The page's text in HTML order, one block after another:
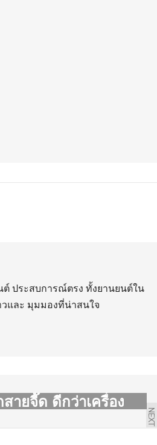
ประสบการณ์ตรง ทั้งยานยนต์ใน
วและ มุมมองที่น่าสนใจ
NEXT
ายจี๊ด ดีกว่าเครื่อง